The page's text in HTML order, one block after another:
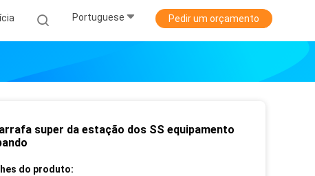
Portuguese Pedir um orçamento
super da estação dos SS equipamento
do produto: